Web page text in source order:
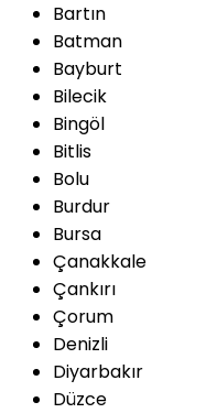
Bartın
Batman
Bayburt
Bilecik
Bingöl
Bitlis
Bolu
Burdur
Bursa
Çanakkale
Çankırı
Çorum
Denizli
Diyarbakır
Düzce